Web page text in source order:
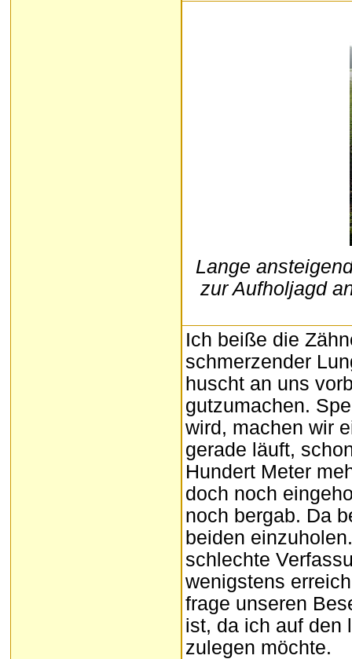
Lange
zur Aufholjagd
Ich beiße die
schmerzender
huscht an uns
gutzumachen.
wird, machen wir
gerade läuft,
Hundert Meter
doch noch
noch bergab. Da
beiden
schlechte
wenigstens
frage unseren
ist, da ich auf den
zulegen möchte.